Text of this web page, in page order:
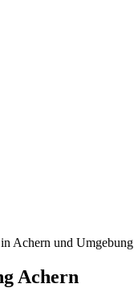
Achern und Umgebung
Achern